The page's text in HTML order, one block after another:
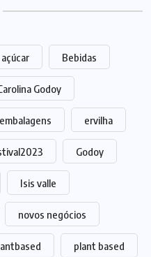
açúcar Bebidas
Godoy
embalagens ervilha
Godoy
Isis valle
novos negócios
plant based